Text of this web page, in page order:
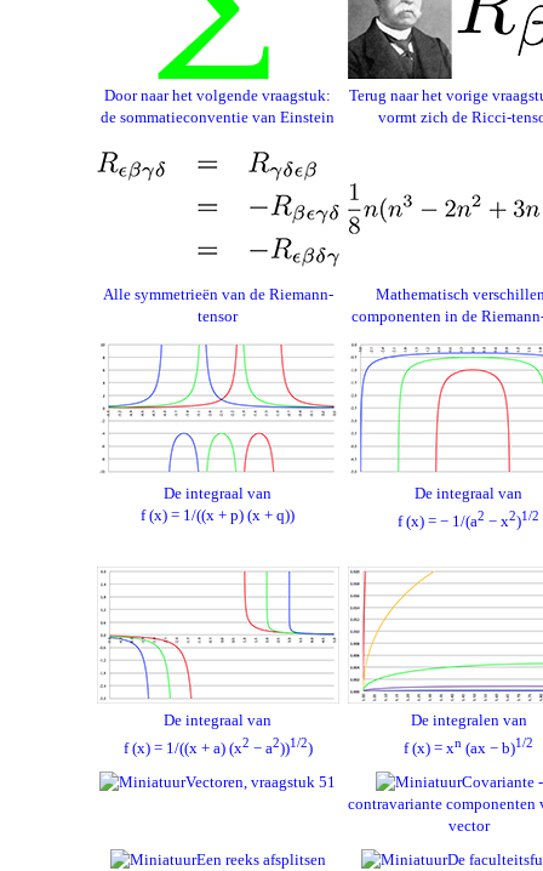
Door naar het volgende vraagstuk:
de sommatieconventie van Einstein
Terug naar het vorige
vormt zich de Ricci-
Alle symmetrieën van de Riemann-
tensor
Mathematisch
componenten in de
De integraal van
f (x) = 1/((x + p) (x + q))
De integraal van
f (x) = − 1/(a2 − x2)1/2
De integraal van
f (x) = 1/((x + a) (x2 − a2))1/2)
De integralen van
f (x) = xn (ax − b)1/2
Vectoren, vraagstuk 51
Covariante
contravariante componenten
vector
Een reeks afsplitsen
De